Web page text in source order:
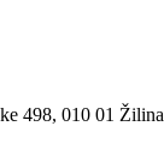
498, 010 01 Žilina